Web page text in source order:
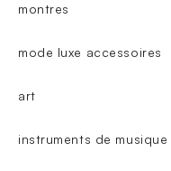
montres
mode luxe accessoires
art
instruments de musique